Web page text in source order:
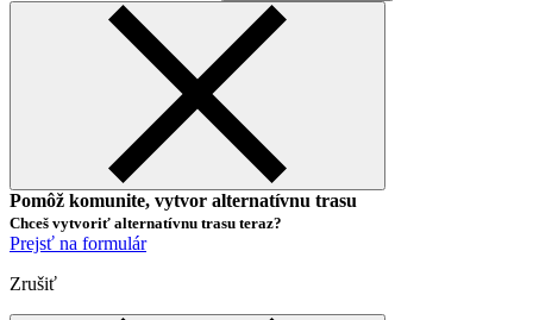
Pomôž komunite, vytvor alternatívnu trasu
Chceš vytvoriť alternatívnu trasu teraz?
Prejsť na formulár
Zrušiť